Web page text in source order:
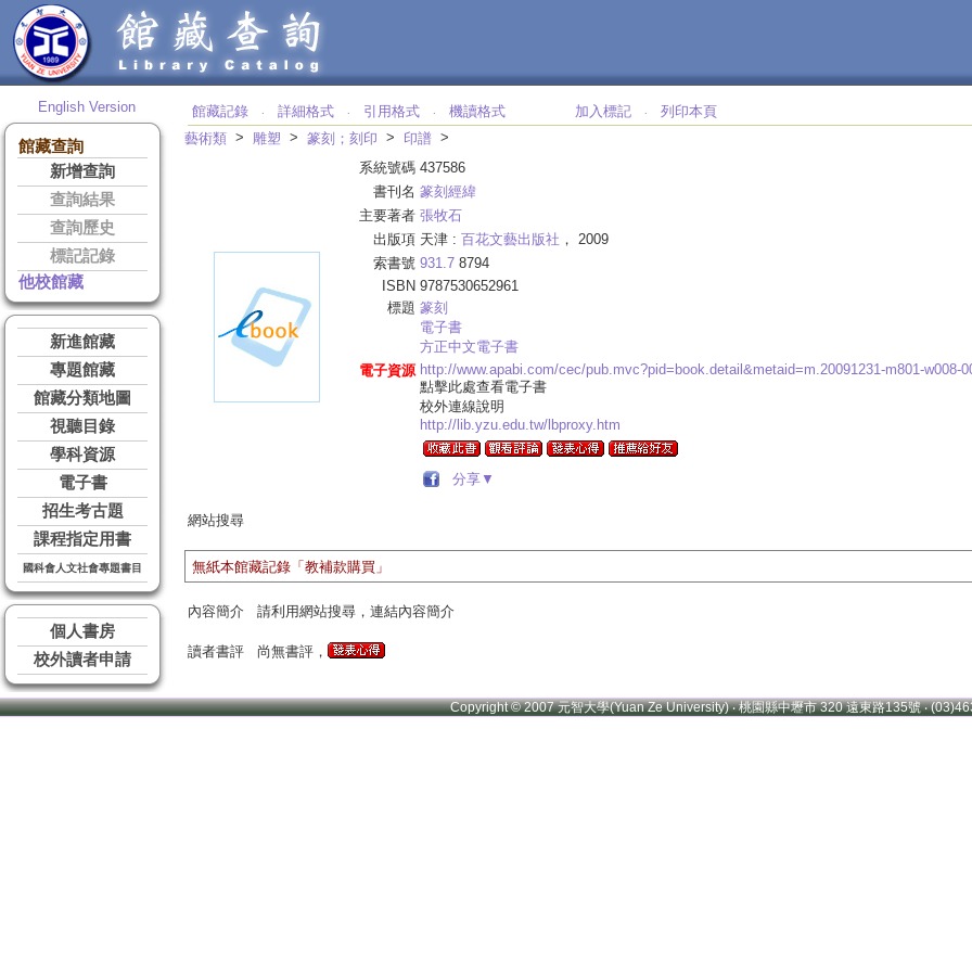
English Version
館藏查詢
新增查詢
查詢結果
查詢歷史
標記記錄
他校館藏
新進館藏
專題館藏
館藏分類地圖
視聽目錄
學科資源
電子書
招生考古題
課程指定用書
國科會人文社會專題書目
個人書房
校外讀者申請
館藏記錄 ‧ 詳細格式 ‧ 引用格式 ‧ 機讀格式 加入標記 ‧
列印本頁
藝術類 > 雕塑 > 篆刻；刻印 > 印譜 >
系統號碼 437586
書刊名 篆刻經緯
主要著者 張牧石
出版項 天津 : 百花文藝出版社 ， 2009
索書號 931.7 8794
ISBN 9787530652961
標題 篆刻
電子書
方正中文電子書
電子資源 http://www.apabi.com/cec/pub.mvc?pid=book.detail&metaid=m.20091231-m801-w008-
點擊此處查看電子書
校外連線說明
http://lib.yzu.edu.tw/lbproxy.htm
分享▼
網站搜尋
無紙本館藏記錄「教補款購買」
內容簡介 請利用網站搜尋，連結內容簡介
讀者書評 尚無書評，
Copyright © 2007 元智大學(Yuan Ze University) ‧ 桃園縣中壢市 320 遠東路135號 ‧